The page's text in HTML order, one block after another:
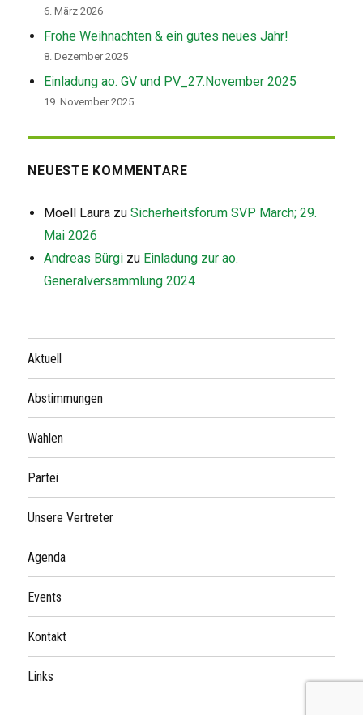
6. März 2026
Frohe Weihnachten & ein gutes neues Jahr!
8. Dezember 2025
Einladung ao. GV und PV_27.November 2025
19. November 2025
NEUESTE KOMMENTARE
Moell Laura zuSicherheitsforum SVP March; 29.
Mai 2026
Andreas Bürgi zu Einladung zur ao.
Generalversammlung 2024
Aktuell
Abstimmungen
Wahlen
Partei
Unsere Vertreter
Agenda
Events
Kontakt
Links